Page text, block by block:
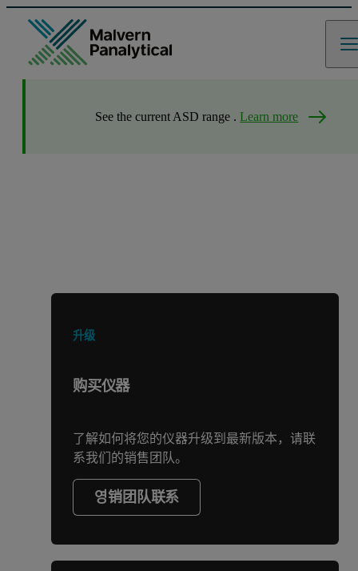
See the current ASD range .Learn more
升级
购买仪器
了解如何将您的仪器升级到最新版本，请联
系我们的销售团队。
영销团队联系